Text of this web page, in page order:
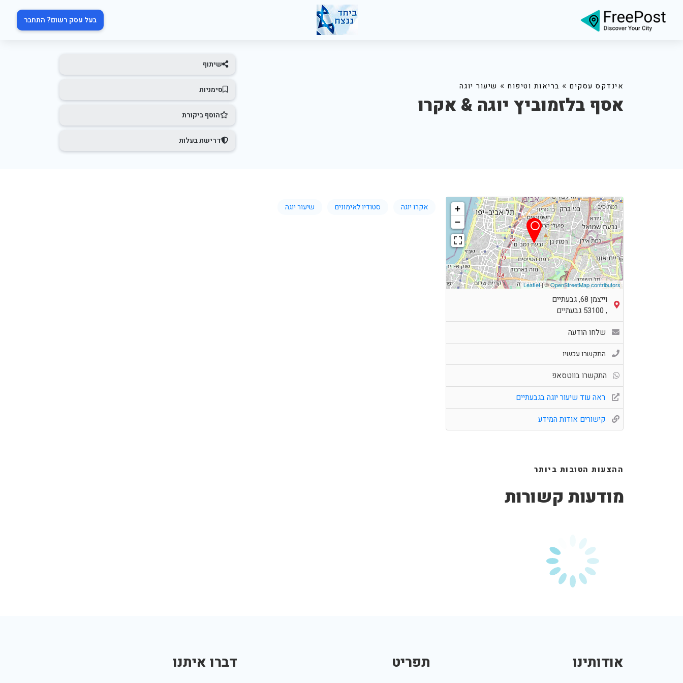
בעל עסק רשום? התחבר
אינדקס עסקים » בריאות וטיפוח » שיעור יוגה
אסף בלזמוביץ יוגה & אקרו
שיתוף
סימניות
הוסף ביקורת
דרישת בעלות
+
−
Leaflet| ©OpenStreetMap contributors
וייצמן 68, גבעתיים
,
53100 גבעתיים
שלחו הודעה
התקשרו עכשיו
התקשרו בווטסאפ
ראה עוד שיעור יוגה בגבעתיים
קישורים אודות המידע
אקרו יוגה סטודיו לאימונים שיעור יוגה
ההצעות הטובות ביותר
מודעות קשורות
אודותינו תפריט דברו איתנו